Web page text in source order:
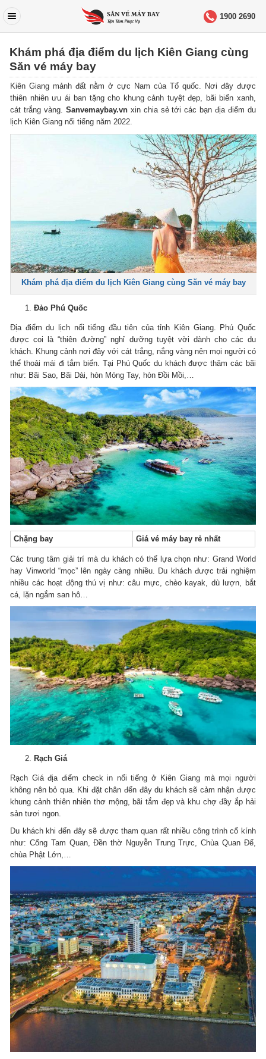
1900 2690
Khám phá địa điểm du lịch Kiên Giang cùng
Săn vé máy bay
Kiên Giang mảnh đất nằm ở cực Nam của Tổ quốc. Nơi đây được
thiên nhiên ưu ái ban tặng cho khung cảnh tuyệt đẹp, bãi biển xanh,
cát trắng vàng. Sanvemaybay.vnxin chia sẻ tới các bạn địa điểm du
lịch Kiên Giang nổi tiếng năm 2022.
Khám phá địa điểm du lịch Kiên Giang cùng Săn vé máy bay
Đảo Phú Quốc
Địa điểm du lịch nổi tiếng đầu tiên của tỉnh Kiên Giang. Phú Quốc
được coi là “thiên đường” nghỉ dưỡng tuyệt vời dành cho các du
khách. Khung cảnh nơi đây với cát trắng, nắng vàng nên mọi người có
thể thoải mái đi tắm biển. Tại Phú Quốc du khách được thăm các bãi
như: Bãi Sao, Bãi Dài, hòn Móng Tay, hòn Đồi Mồi,…
Chặng bay Giá vé máy bay rẻ nhất
Các trung tâm giải trí mà du khách có thể lựa chọn như: Grand World
hay Vinworld “mọc” lên ngày càng nhiều. Du khách được trải nghiệm
nhiều các hoạt động thú vị như: câu mực, chèo kayak, dù lượn, bắt
cá, lặn ngắm san hô…
Rạch Giá
Rạch Giá địa điểm check in nổi tiếng ở Kiên Giang mà mọi người
không nên bỏ qua. Khi đặt chân đến đây du khách sẽ cảm nhận được
khung cảnh thiên nhiên thơ mộng, bãi tắm đẹp và khu chợ đầy ắp hải
sản tươi ngon.
Du khách khi đến đây sẽ được tham quan rất nhiều công trình cổ kính
như: Cổng Tam Quan, Đền thờ Nguyễn Trung Trực, Chùa Quan Đế,
chùa Phật Lớn,…